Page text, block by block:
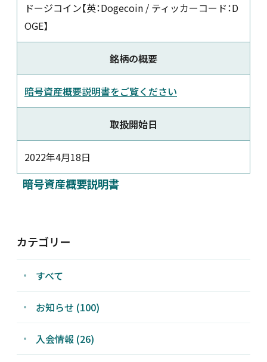
お問い合わせ
JP 会員ログイン
ドージコイン【英：Dogecoin / ティッカーコード：D
OGE】
銘柄の概要
暗号資産概要説明書をご覧ください
取扱開始日
2022年4月18日
暗号資産概要説明書
カテゴリー
すべて
お知らせ (100)
入会情報 (26)